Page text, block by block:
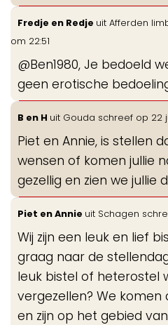
Fredje en Redje uit Afferden
om 22:51
@Ben1980, Je bedoeld
geen erotische bedoeling
B en H uit Gouda schreef op 22
Piet en Annie, is stellen
wensen of komen jullie
gezellig en zien we jullie
Piet en Annie uit Schagen
Wij zijn een leuk en lief
graag naar de
leuk bistel of heterostel
vergezellen? We komen
en zijn op het gebied